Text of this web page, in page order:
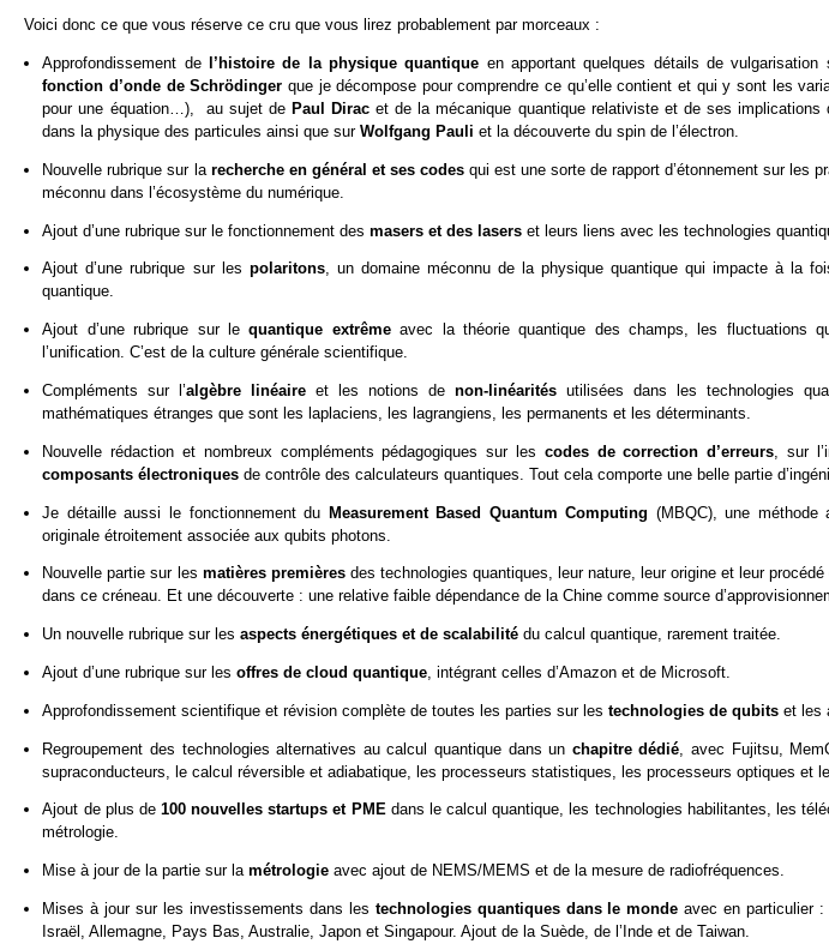
Voici donc ce que vous réserve ce cru que vous lirez probablement par morceaux :
Approfondissement de l’histoire de la physique quantique en apportant quelques détails de
fonction d’onde de Schrödinger que je décompose pour comprendre ce qu’elle contient et qui y sont les
pour une équation…), au sujet de Paul Dirac et de la mécanique quantique relativiste et de ses
dans la physique des particules ainsi que surWolfgang Pauli et la découverte du spin de l’électron.
Nouvelle rubrique sur la recherche en général et ses codes qui est une sorte de rapport d’étonnement sur les
méconnu dans l’écosystème du numérique.
Ajout d’une rubrique sur le fonctionnement desmasers et des lasers et leurs liens avec les technologies
Ajout d’une rubrique sur les polaritons, un domaine méconnu de la physique quantique qui impacte à la
quantique.
Ajout d’une rubrique sur lequantique extrêmeavec la théorie quantique des champs, les fluctuations
l’unification. C’est de la culture générale scientifique.
Compléments sur l’algèbre linéaire et les notions denon-linéarités utilisées dans les technologies
mathématiques étranges que sont les laplaciens, les lagrangiens, les permanents et les déterminants.
Nouvelle rédaction et nombreux compléments pédagogiques sur les codes de correction d’erreurs , sur
composants électroniques de contrôle des calculateurs quantiques. Tout cela comporte une belle partie
Je détaille aussi le fonctionnement du Measurement Based Quantum Computing (MBQC), une méthode
originale étroitement associée aux qubits photons.
Nouvelle partie sur les matières premières des technologies quantiques, leur nature, leur origine et leur
dans ce créneau. Et une découverte : une relative faible dépendance de la Chine comme source
Un nouvelle rubrique sur lesaspects énergétiques et de scalabilitédu calcul quantique, rarement traitée.
Ajout d’une rubrique sur lesoffres de cloud quantique , intégrant celles d’Amazon et de Microsoft.
Approfondissement scientifique et révision complète de toutes les parties sur lestechnologies de qubits et les
Regroupement des technologies alternatives au calcul quantique dans un chapitre dédié , avec Fujitsu,
supraconducteurs, le calcul réversible et adiabatique, les processeurs statistiques, les processeurs optiques et
Ajout de plus de 100 nouvelles startups et PME dans le calcul quantique, les technologies habilitantes, les
métrologie.
Mise à jour de la partie sur lamétrologie avec ajout de NEMS/MEMS et de la mesure de radiofréquences.
Mises à jour sur les investissements dans les technologies quantiques dans le monde avec en particulier :
Israël, Allemagne, Pays Bas, Australie, Japon et Singapour. Ajout de la Suède, de l’Inde et de Taiwan.